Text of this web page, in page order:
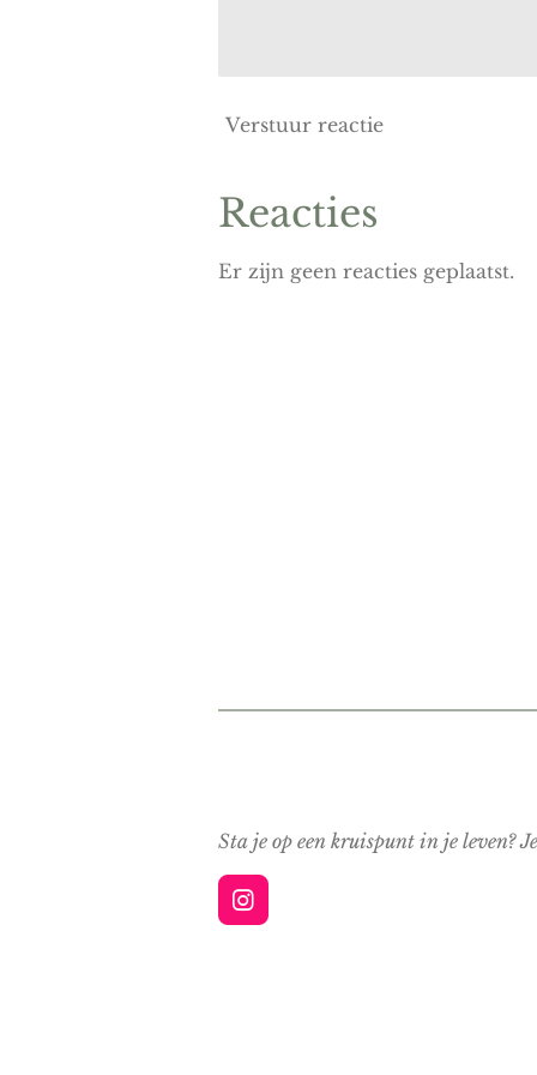
Verstuur reactie
Reacties
Er zijn geen reacties geplaatst.
Sta je op een kruispunt in je leven?
I
n